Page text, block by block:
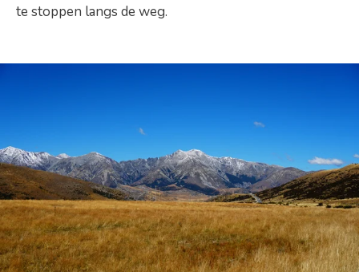
te stoppen langs de weg.